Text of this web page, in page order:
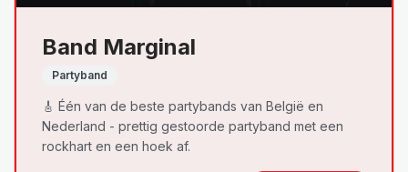
Band Marginal
Partyband
🎸 Één van de beste partybands van België en
Nederland - prettig gestoorde partyband met een
rockhart en een hoek af.